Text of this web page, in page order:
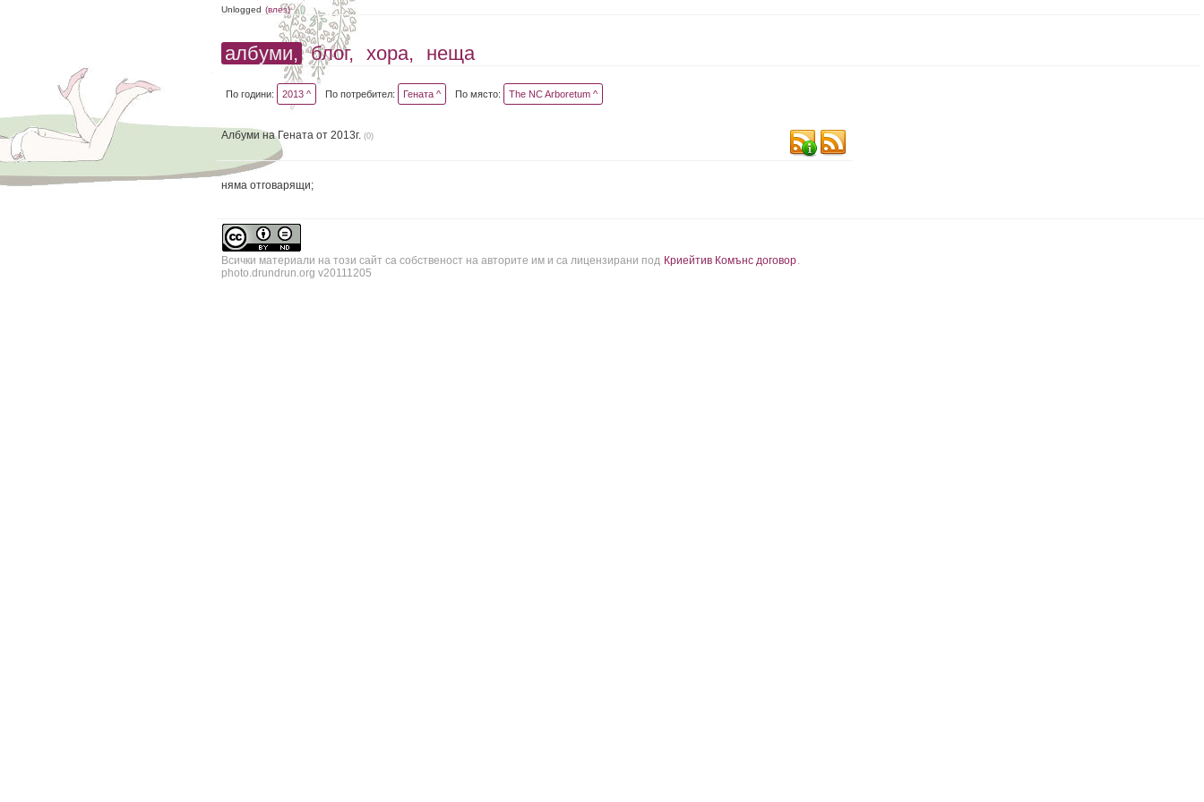
Unlogged (влез)
албуми, блог, хора, неща
По години: 2013 ^ По потребител: Гената ^ По място: The NC Arboretum ^
Албуми на Гената от 2013г. (0)
няма отговарящи;
Всички материали на този сайт са собственост на авторите им и са лицензирани под Криейтив Комънс договор.
photo.drundrun.org v20111205